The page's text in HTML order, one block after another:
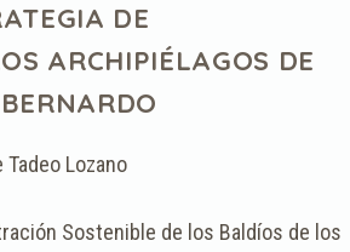
DE
ARCHIPIÉLAGOS DE
Tadeo Lozano
Sostenible de los Baldíos de los